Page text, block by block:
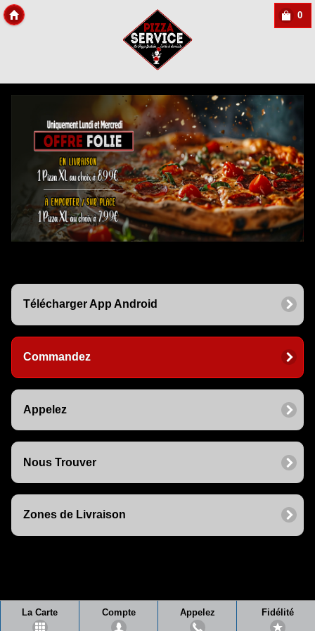
0
Télécharger App Android
Commandez
Appelez
Nous Trouver
Zones de Livraison
La Carte Compte Appelez Fidélité
Copyright Des-click